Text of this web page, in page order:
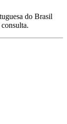
do Brasil